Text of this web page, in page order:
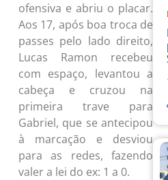
ofensiva e abriu o placar.
Aos 17, após boa troca de
passes pelo lado direito,
Lucas Ramon recebeu
com espaço, levantou a
cabeça e cruzou na
primeira trave para
Gabriel, que se antecipou
à marcação e desviou
para as redes, fazendo
valer a lei do ex: 1 a 0.